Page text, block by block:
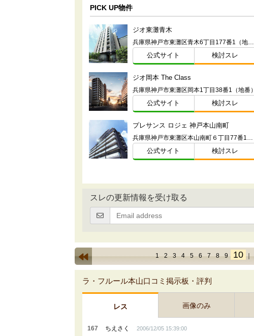
PICK UP物件
ジオ東灘青木
兵庫県神戸市東灘区青木6丁目177番1（地番）
公式サイト 検討スレ
ジオ岡本 The Class
兵庫県神戸市東灘区岡本1丁目38番1（地番）
公式サイト 検討スレ
プレサンス ロジェ 神戸本山南町
兵庫県神戸市東灘区本山南町６丁目77番1（地番）
公式サイト 検討スレ
スレの更新情報を受け取る
1 2 3 4 5 6 7 8 9 10 ｜
ラ・フルール本山口コミ掲示板・評判
レス 画像のみ
167 ちえさく 2006/12/05 15:39:00